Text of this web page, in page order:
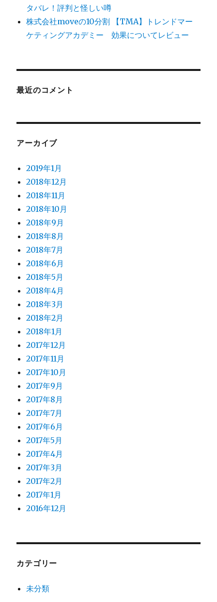
タバレ！評判と怪しい噂
株式会社moveの10分割 【TMA】トレンドマー
ケティングアカデミー 効果についてレビュー
最近のコメント
アーカイブ
2019年1月
2018年12月
2018年11月
2018年10月
2018年9月
2018年8月
2018年7月
2018年6月
2018年5月
2018年4月
2018年3月
2018年2月
2018年1月
2017年12月
2017年11月
2017年10月
2017年9月
2017年8月
2017年7月
2017年6月
2017年5月
2017年4月
2017年3月
2017年2月
2017年1月
2016年12月
カテゴリー
未分類